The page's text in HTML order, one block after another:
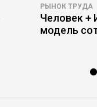
РЫНОК ТРУДА
Человек +
модель